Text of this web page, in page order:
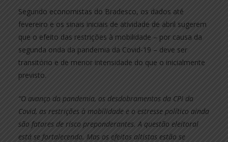
Segundo economistas do Bradesco, os dados até
fevereiro e os sinais iniciais de atividade de abril sugerem
que o efeito das restrições à mobilidade – por causa da
segunda onda da pandemia da Covid-19 – deve ser
transitório e de menor intensidade do que o inicialmente
previsto.
“O avanço da pandemia, os desdobramentos da CPI da
Covid, as restrições à mobilidade e o estresse político ainda
são fatores de risco preponderantes. A questão eleitoral
está se fortalecendo. Mas os efeitos altistas estão se